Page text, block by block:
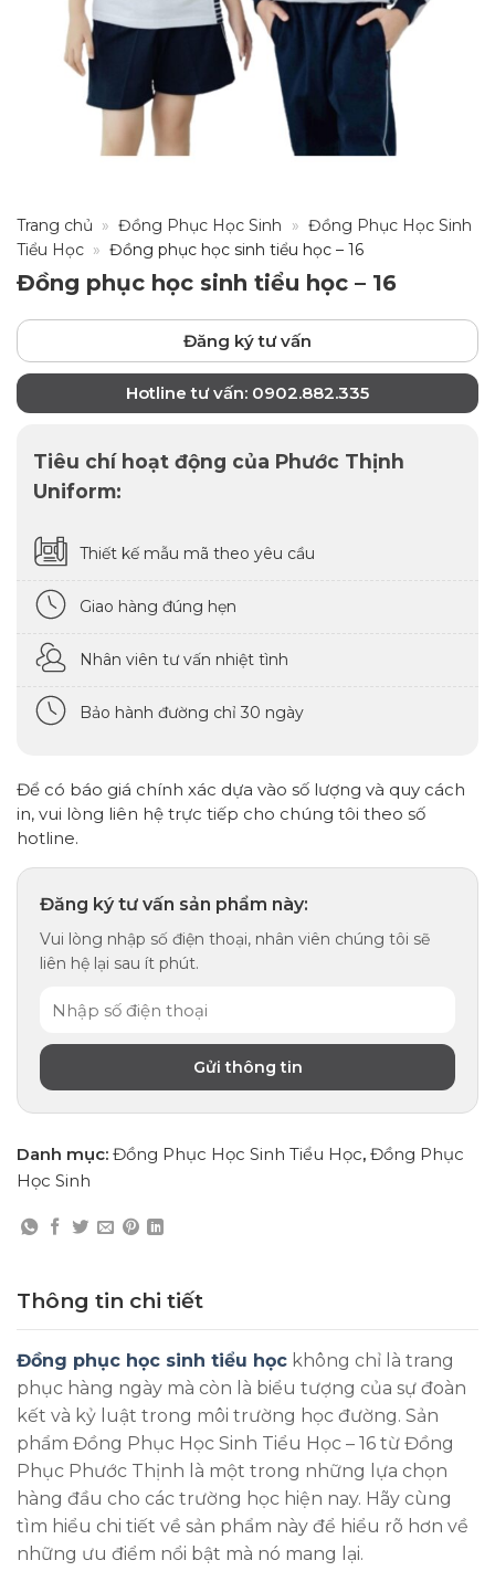
Trang chủ » Đồng Phục Học Sinh » Đồng Phục Học Sinh
Tiểu Học » Đồng phục học sinh tiểu học – 16
Đồng phục học sinh tiểu học – 16
Đăng ký tư vấn
Hotline tư vấn: 0902.882.335
Tiêu chí hoạt động của Phước Thịnh
Uniform:
Thiết kế mẫu mã theo yêu cầu
Giao hàng đúng hẹn
Nhân viên tư vấn nhiệt tình
Bảo hành đường chỉ 30 ngày
Để có báo giá chính xác dựa vào số lượng và quy cách
in, vui lòng liên hệ trực tiếp cho chúng tôi theo số
hotline.
Đăng ký tư vấn sản phẩm này:
Vui lòng nhập số điện thoại, nhân viên chúng tôi sẽ
liên hệ lại sau ít phút.
Danh mục: Đồng Phục Học Sinh Tiểu Học, Đồng Phục
Học Sinh
Thông tin chi tiết
Đồng phục học sinh tiểu học không chỉ là trang
phục hàng ngày mà còn là biểu tượng của sự đoàn
kết và kỷ luật trong môi trường học đường. Sản
phẩm Đồng Phục Học Sinh Tiểu Học – 16 từ Đồng
Phục Phước Thịnh là một trong những lựa chọn
hàng đầu cho các trường học hiện nay. Hãy cùng
tìm hiểu chi tiết về sản phẩm này để hiểu rõ hơn về
những ưu điểm nổi bật mà nó mang lại.